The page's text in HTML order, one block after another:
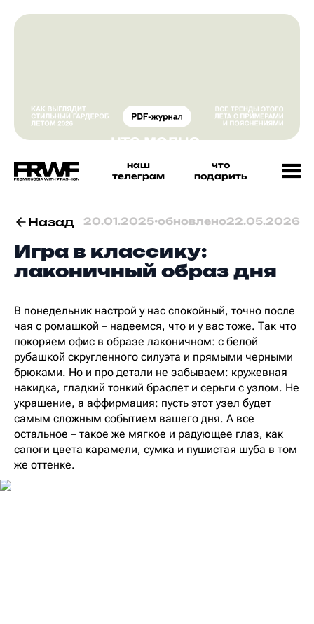
наш
телеграм
что
подарить
Назад 20.01.2025•обновлено22.05.2026
Игра в классику:
лаконичный образ дня
В понедельник настрой у нас спокойный, точно после
чая с ромашкой – надеемся, что и у вас тоже. Так что
покоряем офис в образе лаконичном: с белой
рубашкой скругленного силуэта и прямыми черными
брюками. Но и про детали не забываем: кружевная
накидка, гладкий тонкий браслет и серьги с узлом. Не
украшение, а аффирмация: пусть этот узел будет
самым сложным событием вашего дня. А все
остальное – такое же мягкое и радующее глаз, как
сапоги цвета карамели, сумка и пушистая шуба в том
же оттенке.